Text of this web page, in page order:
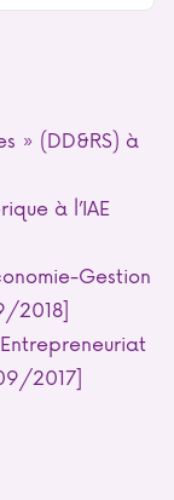
» (DD&RS) à
à l’IAE
Gestion
2018]
2017]